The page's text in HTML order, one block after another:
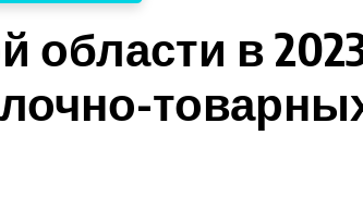
области в